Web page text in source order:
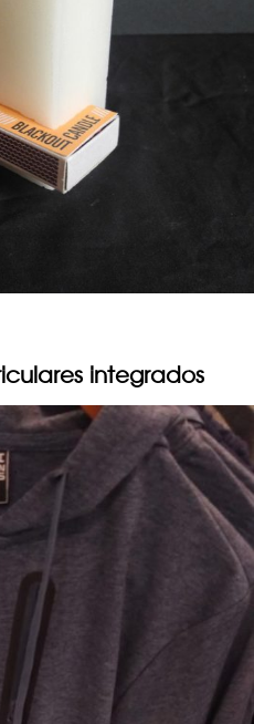
integrados